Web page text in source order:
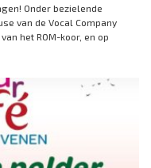
Onder bezielende
van de Vocal Company
het ROM-koor, en op